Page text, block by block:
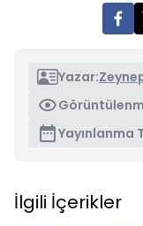
Yazar:
Yayınlanma
İlgili İçerikler